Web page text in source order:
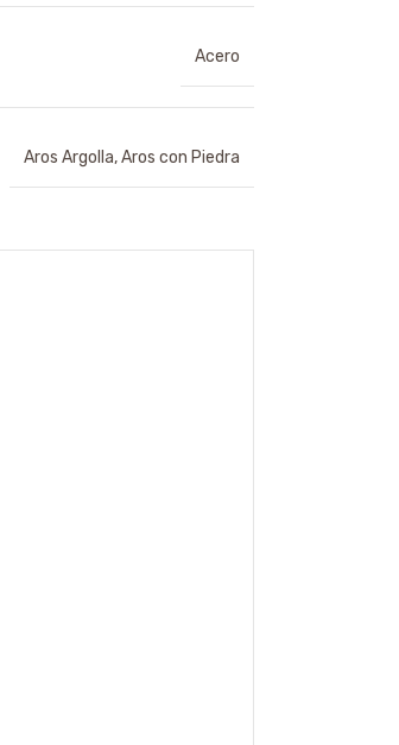
Acero
Aros Argolla,Aros con Piedra